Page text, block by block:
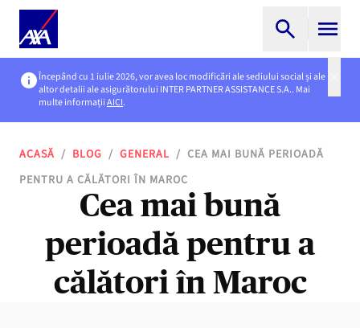
Începând cu 1 iulie 2026, vor avea loc modificări ale sediului social și ale
altor detalii ale asigurătorului INTER PARTNER ASSISTANCE S.A.. Mai
multe informațiiAICI.
ACASĂ / BLOG / GENERAL / CEA MAI BUNĂ PERIOADĂ
PENTRU A CĂLĂTORI ÎN MAROC
Cea mai bună
perioadă pentru a
călători în Maroc